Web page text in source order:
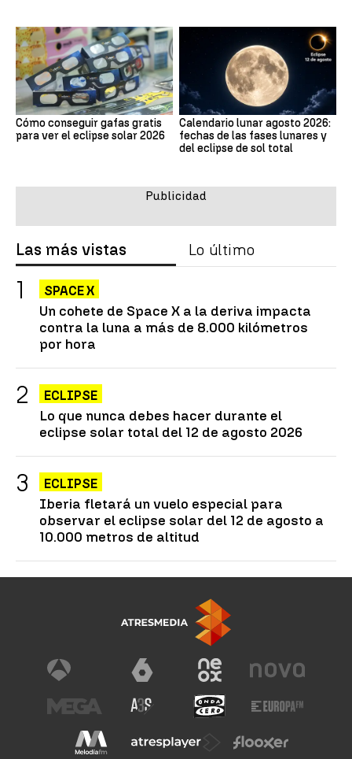
Cómo conseguir gafas gratis
para ver el eclipse solar 2026
Calendario lunar agosto 2026:
fechas de las fases lunares y
del eclipse de sol total
Las más vistas Lo último
SPACE X
Un cohete de Space X a la deriva impacta
contra la luna a más de 8.000 kilómetros
por hora
ECLIPSE
Lo que nunca debes hacer durante el
eclipse solar total del 12 de agosto 2026
ECLIPSE
Iberia fletará un vuelo especial para
observar el eclipse solar del 12 de agosto a
10.000 metros de altitud